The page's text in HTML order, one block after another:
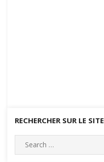
RECHERCHER SUR LE SITE
Search
for: